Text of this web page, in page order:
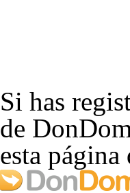
Si has
de
esta